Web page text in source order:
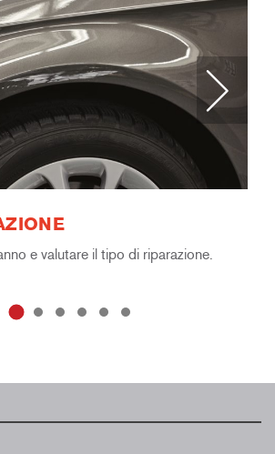
e valutare il tipo di riparazione.